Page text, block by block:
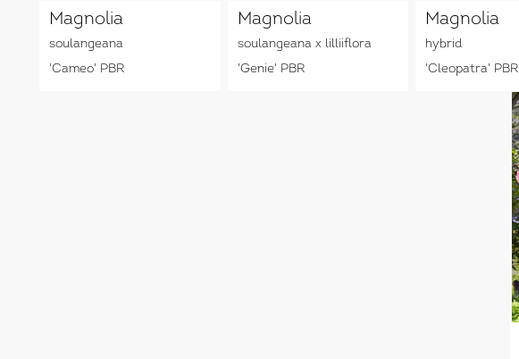
Magnolia
soulangeana
'Cameo' PBR
Magnolia
soulangeana x lilliiflora
'Genie' PBR
Magnolia
hybrid
'Cleopatra' PBR